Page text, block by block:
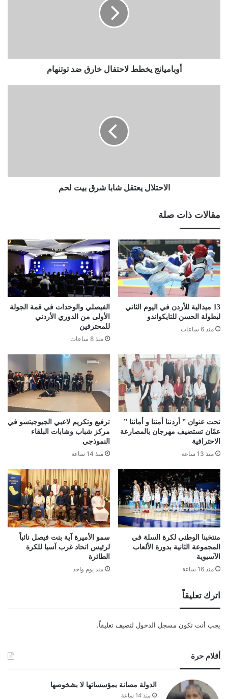
أوباميانج يخطط لاحتفال خارق ضد توتنهام
الاحتلال يعتقل شابا شرق بيت لحم
مقالات ذات صلة
13 ميدالية للأردن في اليوم الثاني
لبطولة الحسن للتايكواندو
منذ 6 ساعات
الفيصلي والوحدات في قمة الجولة
الأولى من الدوري الأردني
للمحترفين
منذ 8 ساعات
تحت عنوان ” أردننا أمننا و أماننا ”
عمّان تستضيف مهرجان بالمصارعة
الاحترافية
منذ 13 ساعة
ترفيع وتكريم لاعبي الجيوجيتسو في
مركز شباب وشابات البلقاء
النموذجي
منذ 14 ساعة
منتخبنا الوطني لكرة السلة في
المجموعة الثانية بدورة الألعاب
الآسيوية
منذ 16 ساعة
سمو الأميرة آية بنت فيصل نائباً
لرئيس اتحاد غرب آسيا للكرة
الطائرة
منذ يوم واحد
اترك تعليقاً
يجب أنت تكون مسجل الدخول لتضيف تعليقاً.
أقلام حرة
الدولة مصانة بمؤسساتها لا بشخوصها
منذ 14 ساعة